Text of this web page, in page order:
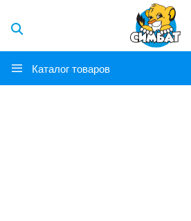
Каталог товаров